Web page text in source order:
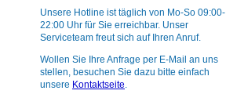
Unsere Hotline ist täglich von Mo-So 09:00-
22:00 Uhr für Sie erreichbar. Unser
Serviceteam freut sich auf Ihren Anruf.
Wollen Sie Ihre Anfrage per E-Mail an uns
stellen, besuchen Sie dazu bitte einfach
unsere Kontaktseite.